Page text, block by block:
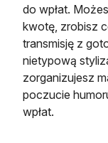
do wpłat.
kwotę, zrobisz
transmisję z
nietypową
zorganizujesz
poczucie
wpłat.